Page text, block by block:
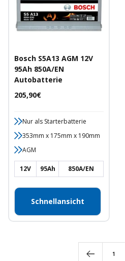
Bosch S5A13 AGM 12V
95Ah 850A/EN
Autobatterie
Angebotspreis
205,90€
Nur als Starterbatterie
353mm x 175mm x 190mm
AGM
12V 95Ah 850A/EN
Schnellansicht
1